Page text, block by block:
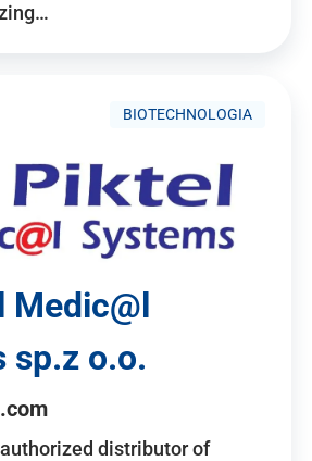
BIOTECHNOLOGIA
Medic@l
sp.z o.o.
distributor of